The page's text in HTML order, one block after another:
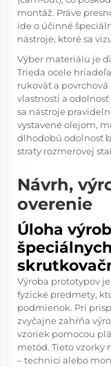
montáž. Práve
ide o účinné
nástroje, ktoré sa
Výber materiálu je
Trieda ocele
rukoväť a
vlastnosti a
sa nástroje
vystavené olejom,
dlhodobú odolnosť
straty rozmerovej
Návrh,
overenie
Úloha
Výroba prototypov
fyzické predmety,
podmienok. Pri
zvyčajne zahŕňa
vzoriek pomocou
metód. Tieto vzorky
– technici alebo